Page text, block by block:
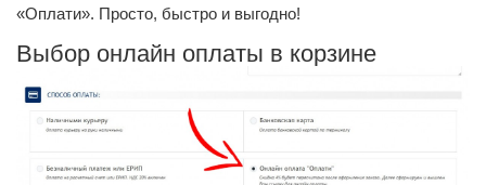
«Оплати». Просто, быстро и выгодно!
Выбор онлайн оплаты в корзине